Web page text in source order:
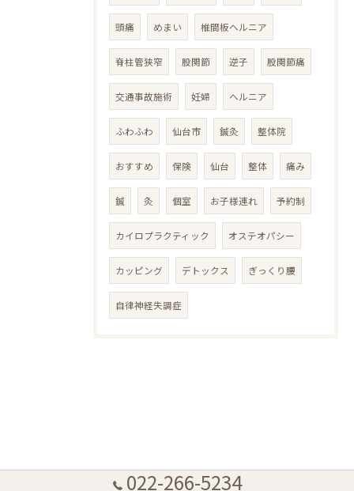
頭痛 めまい 椎間板ヘルニア
脊柱管狭窄 股関節 逆子 股関節痛
交通事故施術 妊婦 ヘルニア
ふわふわ 仙台市 鍼灸 整体院
おすすめ 保険 仙台 整体 痛み
鍼 灸 個室 お子様連れ 予約制
カイロプラクティック オステオパシー
カッピング デトックス ぎっくり腰
自律神経失調症
022-266-5234